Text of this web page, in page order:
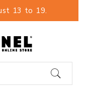
13 to 19.